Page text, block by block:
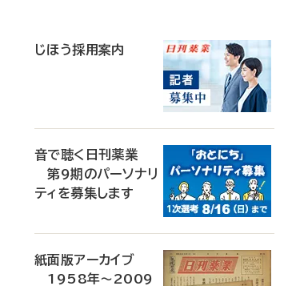
じほう採用案内
音で聴く日刊薬業
第9期のパーソナリ
ティを募集します
紙面版アーカイブ
1958年～2009